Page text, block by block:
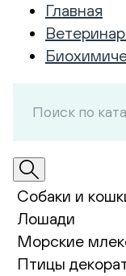
Главная
Собаки и
Лошади
Морские
Птицы